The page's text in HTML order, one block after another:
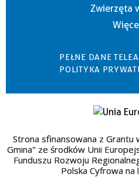
Zwierzęta
PEŁNE DANE
POLITYKA
Strona sfinansowana z
Gmina" ze środków Unii
Funduszu Rozwoju
Polska Cyfrowa